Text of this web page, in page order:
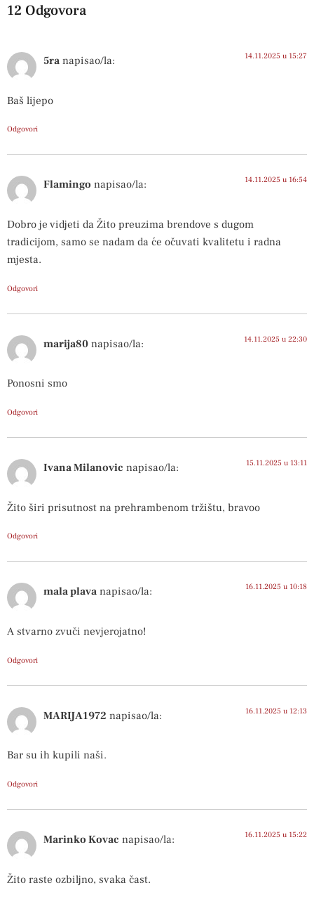
12 Odgovora
5ra napisao/la: 14.11.2025 u 15:27
Baš lijepo
Odgovori
Flamingo napisao/la: 14.11.2025 u 16:54
Dobro je vidjeti da Žito preuzima brendove s dugom
tradicijom, samo se nadam da će očuvati kvalitetu i radna
mjesta.
Odgovori
marija80 napisao/la: 14.11.2025 u 22:30
Ponosni smo
Odgovori
Ivana Milanovic napisao/la: 15.11.2025 u 13:11
Žito širi prisutnost na prehrambenom tržištu, bravoo
Odgovori
mala plava napisao/la: 16.11.2025 u 10:18
A stvarno zvuči nevjerojatno!
Odgovori
MARIJA1972 napisao/la: 16.11.2025 u 12:13
Bar su ih kupili naši.
Odgovori
Marinko Kovac napisao/la: 16.11.2025 u 15:22
Žito raste ozbiljno, svaka čast.